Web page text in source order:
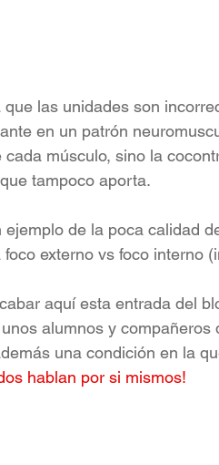
las unidades son
en un patrón
cada músculo, sino la
tampoco aporta.
ejemplo de la poca calidad
foco externo vs foco interno
aquí esta entrada del
alumnos y compañeros
una condición en la
hablan por si mismos!